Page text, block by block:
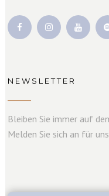
NEWSLETTER
Bleiben Sie immer auf
Melden Sie sich an für